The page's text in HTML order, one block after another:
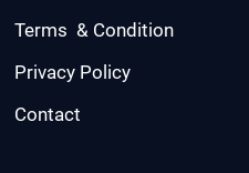
Terms & Condition
Privacy Policy
Contact